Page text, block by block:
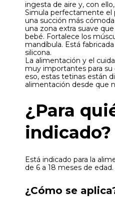
ingesta de aire y, con
Simula perfectamente el
una succión más
una zona extra suave
bebé. Fortalece los
mandíbula. Está
silicona.
La alimentación y el
muy importantes para su
eso, estas tetinas están
alimentación desde que
¿Para
indicado?
Está indicado para la
de 6 a 18 meses de edad.
¿Cómo se